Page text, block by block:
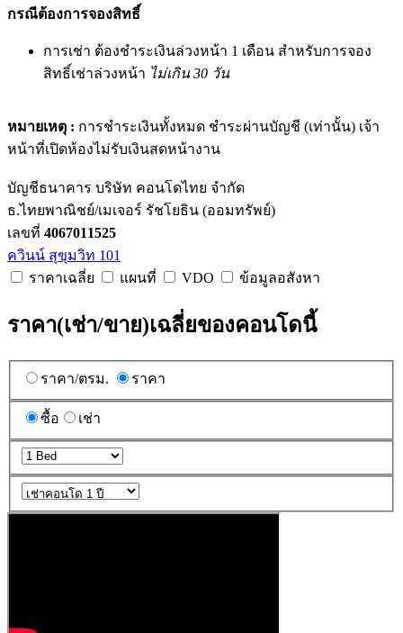
กรณีต้องการจองสิทธิ์
การเช่า ต้องชำระเงินล่วงหน้า 1 เดือน สำหรับการจอง
สิทธิ์เช่าล่วงหน้า ไม่เกิน 30 วัน
หมายเหตุ : การชำระเงินทั้งหมด ชำระผ่านบัญชี (เท่านั้น) เจ้า
หน้าที่เปิดห้องไม่รับเงินสดหน้างาน
บัญชีธนาคาร บริษัท คอนโดไทย จำกัด
ธ.ไทยพาณิชย์/เมเจอร์ รัชโยธิน (ออมทรัพย์)
เลขที่ 4067011525
ควินน์ สุขุมวิท 101
ราคาเฉลี่ย
แผนที่ VDO ข้อมูลอสังหา
ราคา(เช่า/ขาย)เฉลี่ยของคอนโดนี้
ราคา/ตรม. ราคา
ซื้อ เช่า